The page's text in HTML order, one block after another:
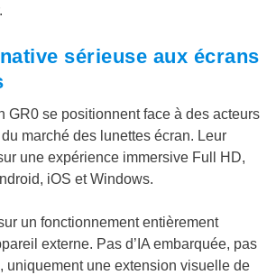
sérieuse aux écrans
GR0 se positionnent face à des acteurs
marché des lunettes écran. Leur
une expérience immersive Full HD,
iOS et Windows.
un fonctionnement entièrement
externe. Pas d’IA embarquée, pas
uniquement une extension visuelle de